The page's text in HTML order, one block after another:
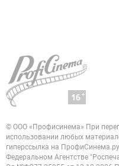
© ООО «Профисинема» При
использовании любых
гиперссылка на
Федеральном Агентстве